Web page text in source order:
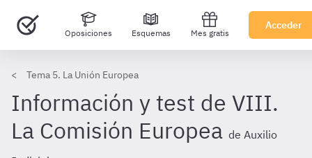
Oposiciones Esquemas Mes gratis
Acceder
Tema 5. La Unión Europea
Información y test de VIII.
La Comisión Europea de Auxilio